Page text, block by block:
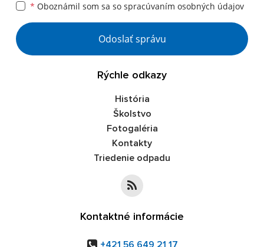
* Oboznámil som sa so spracúvaním osobných údajov
Google reCaptcha Response
Odoslať správu
Rýchle odkazy
História
Školstvo
Fotogaléria
Kontakty
Triedenie odpadu
Kontaktné informácie
+421 56 649 21 17